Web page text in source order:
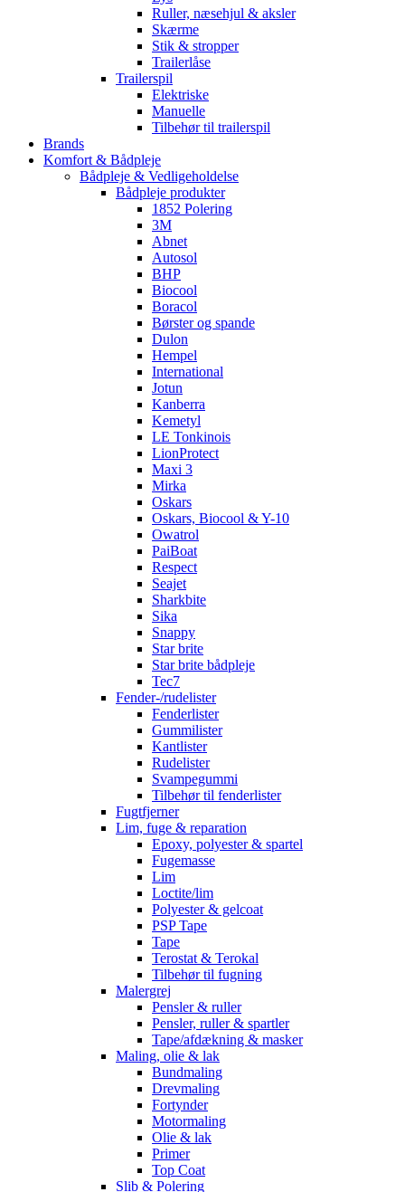
Ruller, næsehjul & aksler
Skærme
Stik & stropper
Trailerlåse
Trailerspil
Elektriske
Manuelle
Tilbehør til trailerspil
Brands
Komfort & Bådpleje
Bådpleje & Vedligeholdelse
Bådpleje produkter
1852 Polering
3M
Abnet
Autosol
BHP
Biocool
Boracol
Børster og spande
Dulon
Hempel
International
Jotun
Kanberra
Kemetyl
LE Tonkinois
LionProtect
Maxi 3
Mirka
Oskars
Oskars, Biocool & Y-10
Owatrol
PaiBoat
Respect
Seajet
Sharkbite
Sika
Snappy
Star brite
Star brite bådpleje
Tec7
Fender-/rudelister
Fenderlister
Gummilister
Kantlister
Rudelister
Svampegummi
Tilbehør til fenderlister
Fugtfjerner
Lim, fuge & reparation
Epoxy, polyester & spartel
Fugemasse
Lim
Loctite/lim
Polyester & gelcoat
PSP Tape
Tape
Terostat & Terokal
Tilbehør til fugning
Malergrej
Pensler & ruller
Pensler, ruller & spartler
Tape/afdækning & masker
Maling, olie & lak
Bundmaling
Drevmaling
Fortynder
Motormaling
Olie & lak
Primer
Top Coat
Slib & Polering